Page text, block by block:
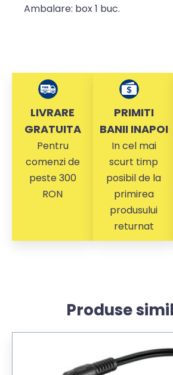
Ambalare: box 1 buc.
LIVRARE
GRATUITA
Pentru
comenzi de
peste 300
RON
PRIMITI
BANII INAPOI
In cel mai
scurt timp
posibil de la
primirea
produsului
returnat
Produse